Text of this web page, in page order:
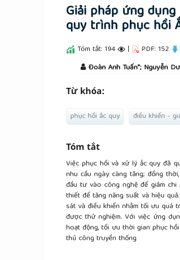
Giải pháp ứng
quy trình phục hồi
Tóm tắt: 194 | PDF: 152
Đoàn Anh Tuấn*; Nguyễn
Từ khóa:
phục hồi ắc quy điều khiển -
Tóm tắt
Việc phục hồi và xử lý ắc quy đã
nhu cầu ngày càng tăng; đồng
đầu tư vào công nghệ để giảm
thiết để tăng năng suất và hiệu
sát và điều khiển nhằm tối ưu quá
được thử nghiệm. Với việc ứng
hoạt động, tối ưu thời gian phục
thủ công truyền thống